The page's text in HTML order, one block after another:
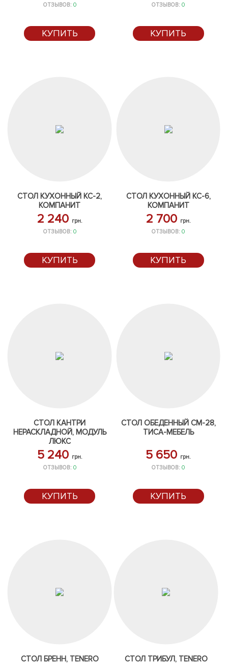
ОТЗЫВОВ: 0
КУПИТЬ
ОТЗЫВОВ:0
КУПИТЬ
СТОЛ КУХОННЫЙ КС-2,
КОМПАНИТ
2 240 грн.
ОТЗЫВОВ: 0
КУПИТЬ
СТОЛ КУХОННЫЙ КС-6,
КОМПАНИТ
2 700 грн.
ОТЗЫВОВ:0
КУПИТЬ
СТОЛ КАНТРИ
НЕРАСКЛАДНОЙ, МОДУЛЬ
ЛЮКС
5 240 грн.
ОТЗЫВОВ: 0
КУПИТЬ
СТОЛ ОБЕДЕННЫЙ СМ-28,
ТИСА-МЕБЕЛЬ
5 650 грн.
ОТЗЫВОВ:0
КУПИТЬ
СТОЛ БРЕНН, TENERO СТОЛ ТРИБУЛ, TENERO